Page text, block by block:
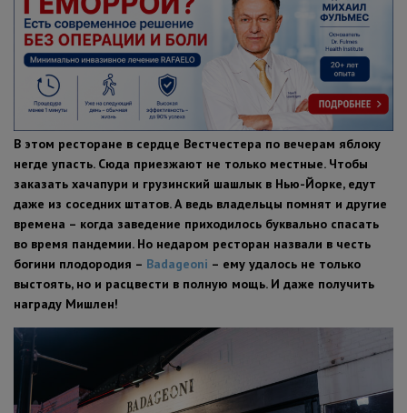
В этом ресторане в сердце Вестчестера по вечерам яблоку
негде упасть. Сюда приезжают не только местные. Чтобы
заказать хачапури и грузинский шашлык в Нью-Йорке, едут
даже из соседних штатов. А ведь владельцы помнят и другие
времена – когда заведение приходилось буквально спасать
во время пандемии. Но недаром ресторан назвали в честь
богини плодородия – Badageoni – ему удалось не только
выстоять, но и расцвести в полную мощь. И даже получить
награду Мишлен!